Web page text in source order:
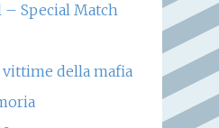
– Special Match
della mafia